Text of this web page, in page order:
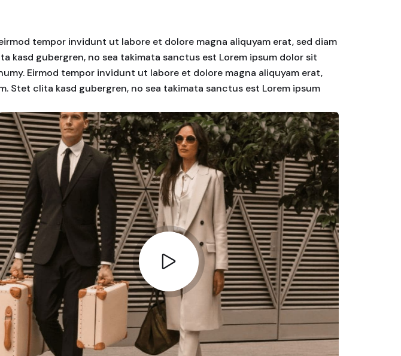
tempor invidunt ut labore et dolore magna aliquyam erat, sed diam
kasd gubergren, no sea takimata sanctus est Lorem ipsum dolor sit
Eirmod tempor invidunt ut labore et dolore magna aliquyam erat,
Stet clita kasd gubergren, no sea takimata sanctus est Lorem ipsum